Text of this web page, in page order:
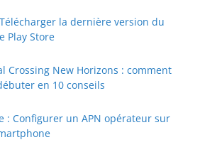
la dernière version du
Play Store
Crossing New Horizons : comment
en 10 conseils
: Configurer un APN opérateur sur